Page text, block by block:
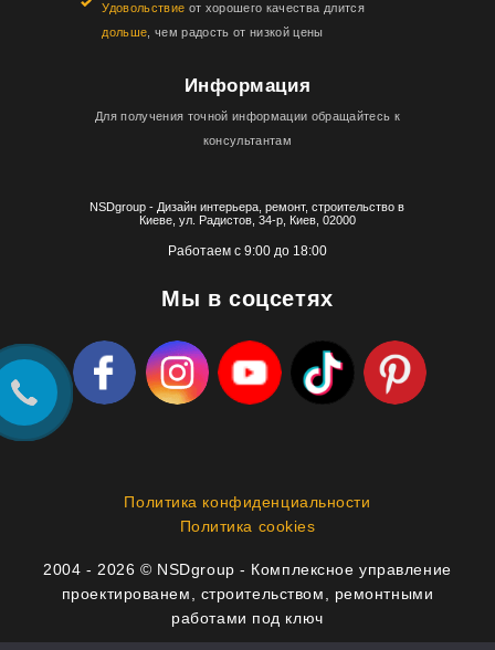
NSDgroup - Дизайн интерьера, ремонт, строительство в
Киеве, ул. Радистов, 34-р, Киев, 02000
Работаем с 9:00 до 18:00
Мы в соцсетях
Удовольствие от хорошего качества длится
дольше, чем радость от низкой цены
Информация
Для получения точной информации обращайтесь к
консультантам
Политика конфиденциальности
Политика cookies
2004 - 2026 © NSDgroup - Комплексное управление
проектированем, строительством, ремонтными
работами под ключ